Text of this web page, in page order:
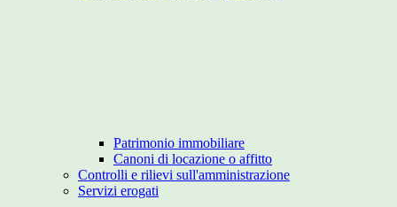
Patrimonio immobiliare
Canoni di locazione o affitto
Controlli e rilievi sull'amministrazione
Servizi erogati